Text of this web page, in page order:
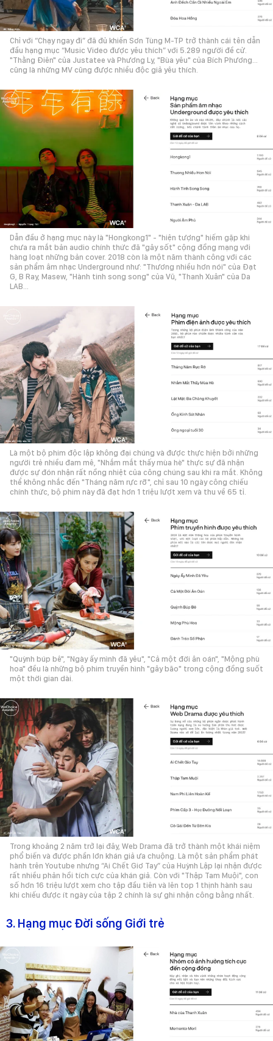
Chỉ với “Chạy ngay đi” đã đủ khiến Sơn Tùng M-TP trở thành cái tên dẫn
đầu hạng mục “Music Video được yêu thích” với 5.289 người đề cử.
"Thằng Điên" của Justatee và Phương Ly, "Bùa yêu" của Bích Phương…
cũng là những MV cũng được nhiều độc giả yêu thích.
Dẫn đầu ở hạng mục này là "Hongkong1" - "hiện tượng" hiếm gặp khi
chưa ra mắt bản audio chính thức đã "gây sốt" cộng đồng mạng với
hàng loạt những bản cover. 2018 còn là một năm thành công với các
sản phẩm âm nhạc Underground như: "Thương nhiều hơn nói" của Đạt
G, B Ray, Masew, "Hành tinh song song" của Vũ, "Thanh Xuân" của Da
LAB…
Là một bộ phim độc lập không đại chúng và được thực hiện bởi những
người trẻ nhiều đam mê, "Nhắm mắt thấy mùa hè" thực sự đã nhận
được sự đón nhận rất nồng nhiệt của công chúng sau khi ra mắt. Không
thể không nhắc đến "Tháng năm rực rỡ", chỉ sau 10 ngày công chiếu
chính thức, bộ phim này đã đạt hơn 1 triệu lượt xem và thu về 65 tỉ.
"Quỳnh búp bê", "Ngày ấy mình đã yêu", "Cả một đời ân oán", "Mộng phù
hoa" đều là những bộ phim truyền hình "gây bão" trong cộng đồng suốt
một thời gian dài.
Trong khoảng 2 năm trở lại đây, Web Drama đã trở thành một khái niệm
phổ biến và được phần lớn khán giả ưa chuộng. Là một sản phẩm phát
hành trên Youtube nhưng “Ai Chết Giơ Tay” của Huỳnh Lập lại nhận được
rất nhiều phản hồi tích cực của khán giả. Còn với "Thập Tam Muội", con
số hơn 16 triệu lượt xem cho tập đầu tiên và lên top 1 thịnh hành sau
khi chiếu được ít ngày của tập 2 chính là sự ghi nhận công bằng nhất.
3. Hạng mục Đời sống Giới trẻ